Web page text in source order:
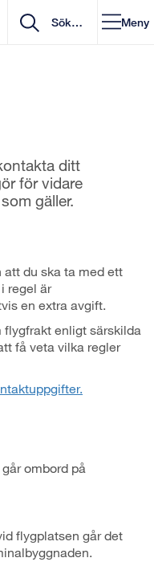
Meny
ditt
för vidare
gäller.
att du ska ta med ett
regel är
en extra avgift.
flygfrakt enligt särskilda
få veta vilka regler
ombord på
flygplatsen går det